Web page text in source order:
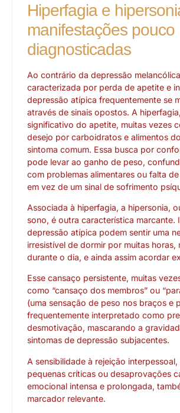
Hiperfagia e
manifestações pouco
diagnosticadas
Ao contrário da depressão
caracterizada por perda de apetite e
depressão atípica frequentemente se
através de sinais opostos. A
significativo do apetite, muitas vezes
desejo por carboidratos e alimentos
sintoma comum. Essa busca por
pode levar ao ganho de peso,
com problemas alimentares ou falta
em vez de um sinal de sofrimento
Associada à hiperfagia, a hipersonia,
sono, é outra característica marcante.
depressão atípica podem sentir uma
irresistível de dormir por muitas horas,
durante o dia, e ainda assim acordar
Esse cansaço persistente, muitas
como “cansaço dos membros” ou
(uma sensação de peso nos braços e
frequentemente interpretado como
desmotivação, mascarando a
sintomas de depressão subjacentes.
A sensibilidade à rejeição
pequenas críticas ou desaprovações
emocional intensa e prolongada,
marcador relevante.